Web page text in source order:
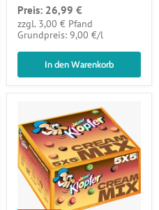
Preis: 26,99 €
zzgl. 3,00 € Pfand
Grundpreis: 9,00 €/pro
l
In den Warenkorb